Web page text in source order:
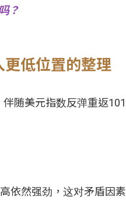
？
更低位置的整理
随美元指数反弹重返
依然强劲，这对矛盾因